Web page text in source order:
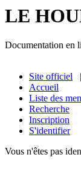
LE
Documentation en
Site officiel |
Accueil
Liste des
Recherche
Inscription
S'identifier
Vous n'êtes pas